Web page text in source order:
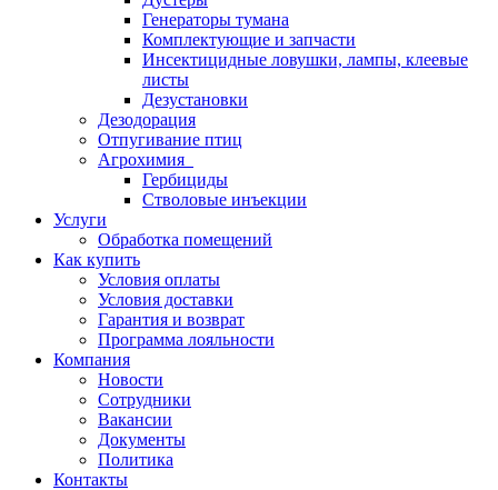
Генераторы тумана
Комплектующие и запчасти
Инсектицидные ловушки, лампы, клеевые
листы
Дезустановки
Дезодорация
Отпугивание птиц
Агрохимия
Гербициды
Стволовые инъекции
Услуги
Обработка помещений
Как купить
Условия оплаты
Условия доставки
Гарантия и возврат
Программа лояльности
Компания
Новости
Сотрудники
Вакансии
Документы
Политика
Контакты